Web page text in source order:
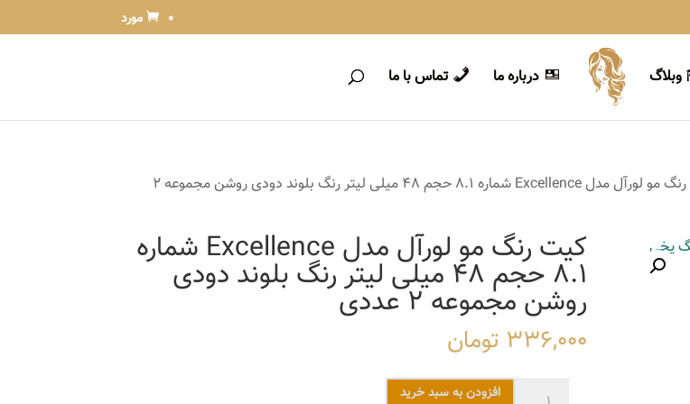
0 مورد
وبلاگ درباره ما تماس با ما
/ کیت رنگ مو لورآل مدل Excellence شماره 8.1 حجم 48 میلی لیتر رنگ بلوند دودی روشن مجموعه 2
کیت رنگ مو لورآل مدل Excellence شماره
8.1 حجم 48 میلی لیتر رنگ بلوند دودی
روشن مجموعه 2 عددی
336,000 تومان
افزودن به سبد خرید